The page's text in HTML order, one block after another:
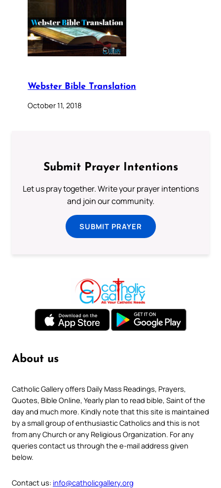
Webster Bible Translation
October 11, 2018
Submit Prayer Intentions
Let us pray together. Write your prayer intentions
and join our community.
SUBMIT PRAYER
About us
Catholic Gallery offers Daily Mass Readings, Prayers,
Quotes, Bible Online, Yearly plan to read bible, Saint of the
day and much more. Kindly note that this site is maintained
by a small group of enthusiastic Catholics and this is not
from any Church or any Religious Organization. For any
queries contact us through the e-mail address given
below.
Contact us: info@catholicgallery.org